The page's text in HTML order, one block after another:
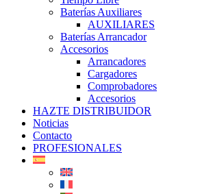
Baterías Auxiliares
AUXILIARES
Baterías Arrancador
Accesorios
Arrancadores
Cargadores
Comprobadores
Accesorios
HAZTE DISTRIBUIDOR
Noticias
Contacto
PROFESIONALES